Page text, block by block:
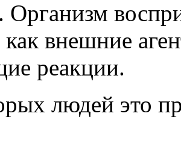
Организм
внешние
реакции.
людей это